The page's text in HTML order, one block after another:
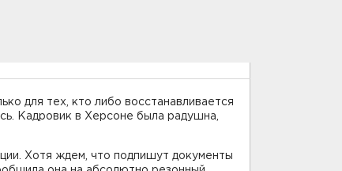
для тех, кто либо восстанавливается
Кадровик в Херсоне была радушна,
Хотя ждем, что подпишут документы